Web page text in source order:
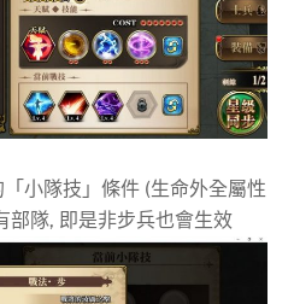
小隊技」條件 (生命外全屬性
部隊, 即是非步兵也會生效